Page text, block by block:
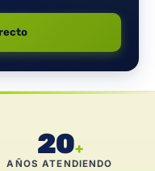
20+
AÑOS ATENDIENDO